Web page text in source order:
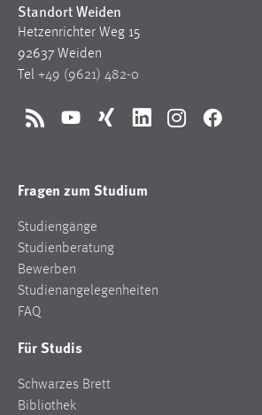
Standort Weiden
Hetzenrichter Weg 15
92637 Weiden
Tel +49 (9621) 482-0
RSS YouTubeXing LinkedInInstagramFacebook
Fragen zum Studium
Studiengänge
Studienberatung
Bewerben
Studienangelegenheiten
FAQ
Für Studis
Schwarzes Brett
Bibliothek